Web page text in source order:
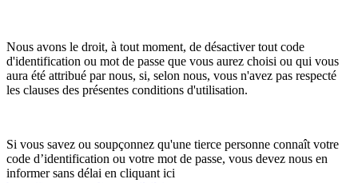
Nous avons le droit, à tout moment, de désactiver tout code
d'identification ou mot de passe que vous aurez choisi ou qui vous
aura été attribué par nous, si, selon nous, vous n'avez pas respecté
les clauses des présentes conditions d'utilisation.
Si vous savez ou soupçonnez qu'une tierce personne connaît votre
code d’identification ou votre mot de passe, vous devez nous en
informer sans délai en cliquant ici